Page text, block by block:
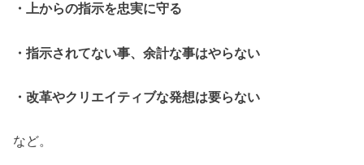
・上からの指示を忠実に守る
・指示されてない事、余計な事はやらない
・改革やクリエイティブな発想は要らない
など。